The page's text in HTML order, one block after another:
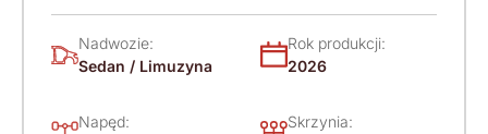
220 KM (2026)
Nadwozie:
Sedan / Limuzyna
Rok produkcji:
2026
Napęd:
Skrzynia: